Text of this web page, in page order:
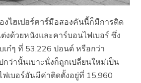
งไฮเปอร์คาร์มือสองคันนี้ก็มีการติด
งด้วยหนังและคาร์บอนไฟเบอร์ ซึ่ง
ก๋ๆ ที่ 53,226 ปอนด์ หรือกว่า
กว่านั้นเบาะนั่งก็ถูกเปลี่ยนใหม่เป็น
เบอร์อันมีค่าติดตั้งอยู่ที่ 15,960